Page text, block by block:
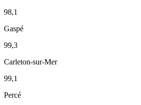
98,1
Gaspé
99,3
Carleton-sur-Mer
99,1
Percé